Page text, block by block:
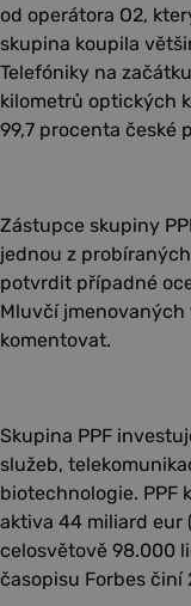
od operátora O2,
skupina koupila
Telefóniky na
kilometrů optických
99,7 procenta české
Zástupce skupiny
jednou z
potvrdit případné
Mluvčí
komentovat.
Skupina PPF
služeb,
biotechnologie. PPF
aktiva 44 miliard eur
celosvětově 98.000
časopisu Forbes činí